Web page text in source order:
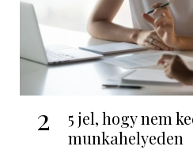
2
5 jel, hogy nem
munkahelyeden